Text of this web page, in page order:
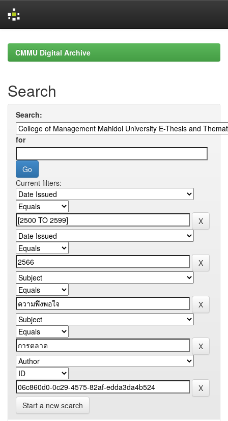
navigationCMMU Digital Archive
Search
Search:
for
Current filters:
Start a new search